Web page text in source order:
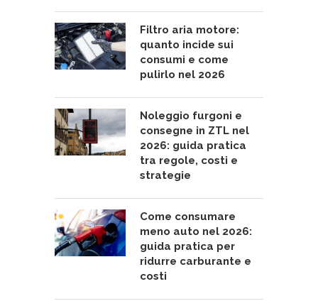
Filtro aria motore:
quanto incide sui
consumi e come
pulirlo nel 2026
Noleggio furgoni e
consegne in ZTL nel
2026: guida pratica
tra regole, costi e
strategie
Come consumare
meno auto nel 2026:
guida pratica per
ridurre carburante e
costi